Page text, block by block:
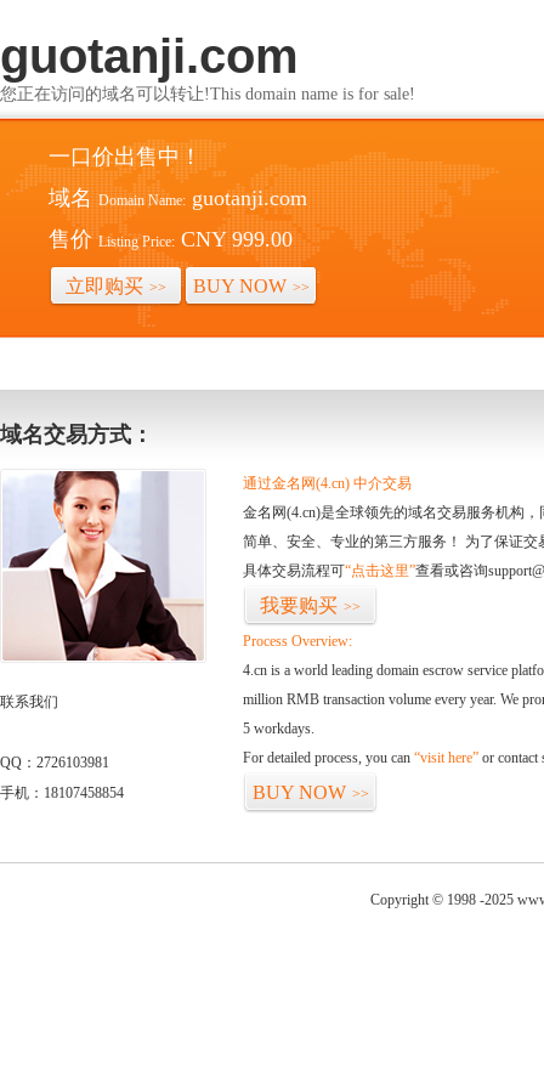
guotanji.com
您正在访问的域名可以转让!This domain name is for sale!
一口价出售中！
域名 Domain Name: guotanji.com
售价 Listing Price: CNY 999.00
立即购买 >> BUY NOW >>
域名交易方式：
联系我们
QQ：2726103981
手机：18107458854
通过金名网(4.cn) 中介交易
金名网(4.cn)是全球领先的域名交易服务机构
简单、安全、专业的第三方服务！ 为了保证
具体交易流程可“点击这里”查看或咨询
我要购买 >>
Process Overview:
4.cn is a world leading domain escrow service
million RMB transaction volume every year. We
5 workdays.
For detailed process, you can “visit here” or contact
BUY NOW >>
Copyright © 1998 -2025